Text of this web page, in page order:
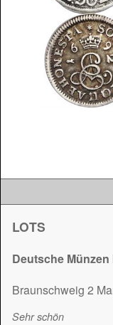
LOTS
Deutsche
Braunschweig 2
Sehr schön